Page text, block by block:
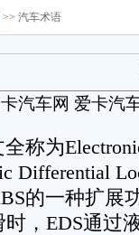
>> 汽车术语
汽车网 爱卡汽
称为
Differential
的一种扩展
，EDS通过